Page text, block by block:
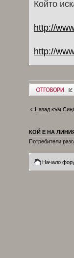
Който
http://
http://
Добави отговор
Назад към
КОЙ Е НА
Потребители
Начало